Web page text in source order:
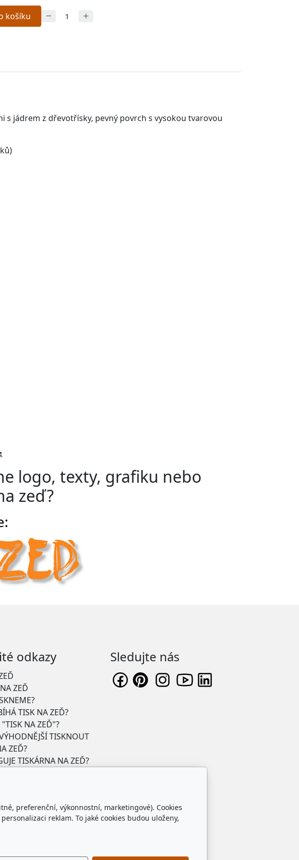
košíku
s jádrem z dřevotřísky, pevný povrch s vysokou tvarovou
logo, texty, grafiku nebo
zeď?
odkazy
ZEĎ
TISK NA ZEĎ?
"TISK NA ZEĎ"?
TISKNOUT
ZEĎ?
TISKÁRNA NA ZEĎ?
Sledujte nás
preferenční, výkonnostní, marketingové). Cookies
reklam. To jaké cookies budou uloženy,